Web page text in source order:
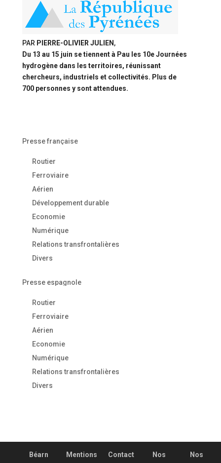
PAR PIERRE-OLIVIER JULIEN ,
Du 13 au 15 juin se tiennent à Pau les 10e Journées
hydrogène dans les territoires, réunissant
chercheurs, industriels et collectivités. Plus de
700 personnes y sont attendues.
Presse française
Routier
Ferroviaire
Aérien
Développement durable
Economie
Numérique
Relations transfrontalières
Divers
Presse espagnole
Routier
Ferroviaire
Aérien
Economie
Numérique
Relations transfrontalières
Divers
Béarn
Mentions
Contact
Nos
Nos